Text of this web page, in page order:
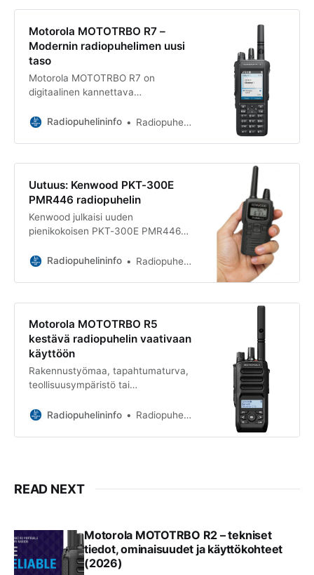
Motorola MOTOTRBO R7 –
Modernin radiopuhelimen uusi
taso
Motorola MOTOTRBO R7 on
digitaalinen kannettava
vaativaan ammattikäyttöön. Lue
Radiopuhelininfo Radiopuhelininfo
Uutuus: Kenwood PKT-300E
PMR446 radiopuhelin
Kenwood julkaisi uuden
pienikokoisen PKT-300E PMR446-
vapaa PMR446 radio on suunniteltu
Radiopuhelininfo Radiopuhelininfo
Motorola MOTOTRBO R5
kestävä radiopuhelin vaativaan
käyttöön
Rakennustyömaa, tapahtumaturva,
teollisuusympäristö tai
MotoTRBO R5 tarjoaa suorituskykyä
Radiopuhelininfo Radiopuhelininfo
READ NEXT
Motorola MOTOTRBO R2 – tekniset
tiedot, ominaisuudet ja käyttökohteet
(2026)